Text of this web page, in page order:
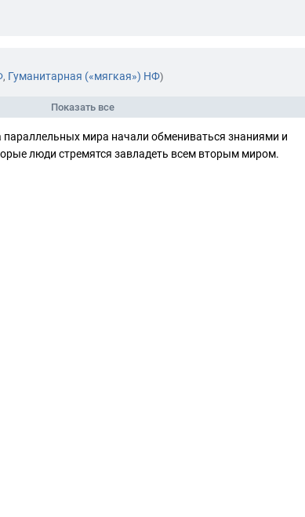
, Гуманитарная («мягкая») НФ)
Показать все
параллельных мира начали обмениваться знаниями и
люди стремятся завладеть всем вторым миром.